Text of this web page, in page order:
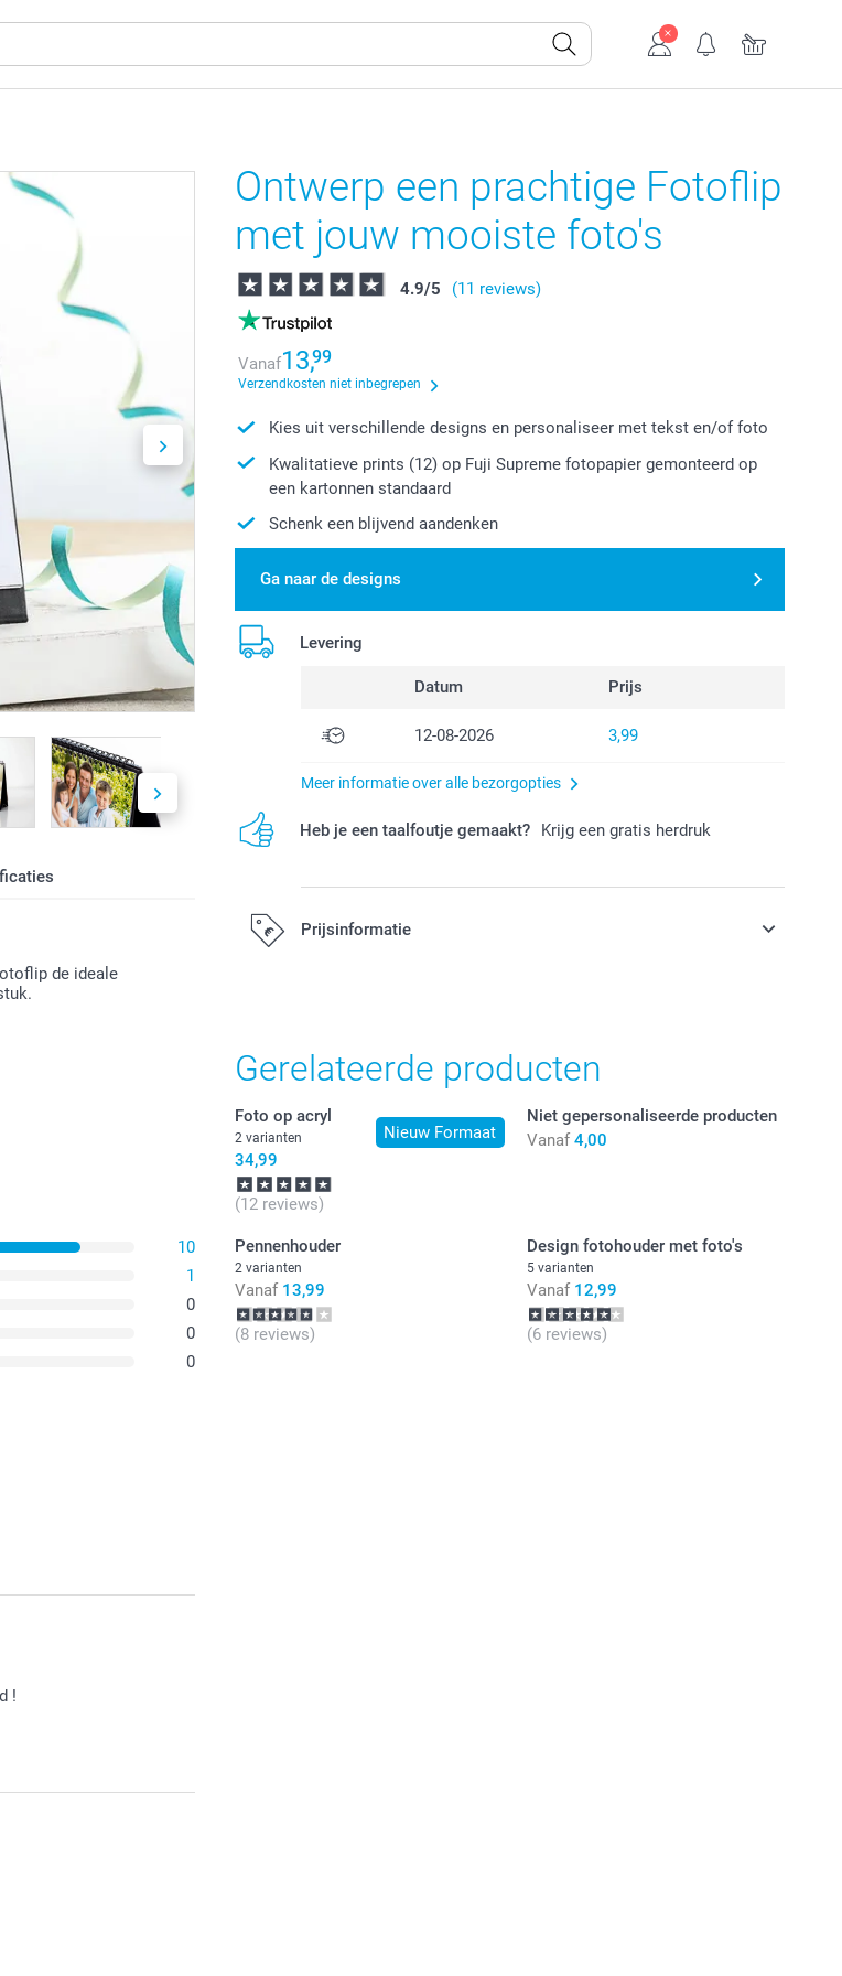
de ideale
Ontwerp een prachtige Fotoflip
met jouw mooiste foto's
4.9/5 (11 reviews)
Vanaf13,99
Verzendkosten niet inbegrepen
Kies uit verschillende designs en personaliseer met tekst en/of foto
Kwalitatieve prints (12) op Fuji Supreme fotopapier gemonteerd op
een kartonnen standaard
Schenk een blijvend aandenken
Ga naar de designs
Levering
Datum Prijs
12-08-2026 3,99
Meer informatie over alle bezorgopties
Heb je een taalfoutje gemaakt? Krijg een gratis herdruk
Prijsinformatie
10
1
0
0
0
plezier er van!
!
als cadeautje! Leuk
ontvangen.
Gerelateerde producten
Nieuw Formaat
Foto op acryl
2 varianten
34,99
(12 reviews)
Niet gepersonaliseerde producten
Vanaf 4,00
Pennenhouder
2 varianten
Vanaf 13,99
(8 reviews)
Design fotohouder met foto's
5 varianten
Vanaf 12,99
(6 reviews)